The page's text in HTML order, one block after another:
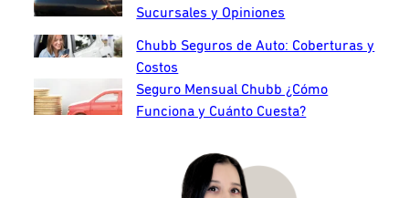
Sucursales y Opiniones
Chubb Seguros de Auto: Coberturas y
Costos
Seguro Mensual Chubb ¿Cómo
Funciona y Cuánto Cuesta?